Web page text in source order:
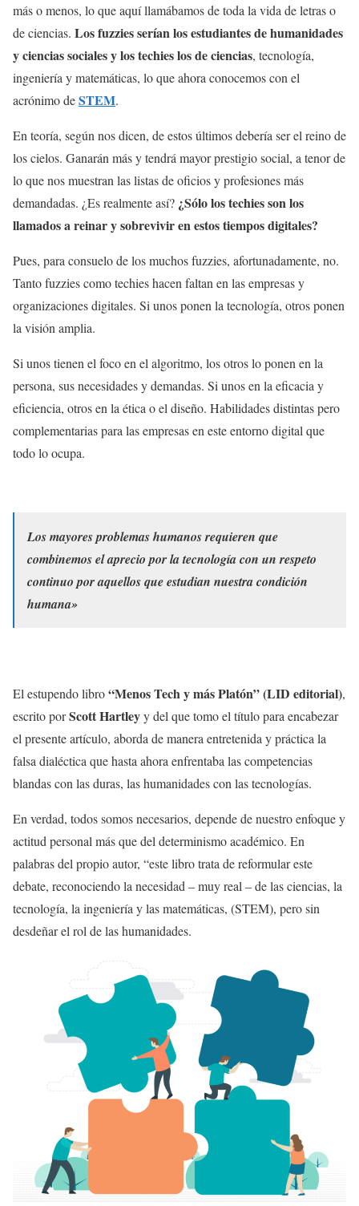
más o menos, lo que aquí llamábamos de toda la vida de letras o
de ciencias. Los fuzzies serían los estudiantes de humanidades
y ciencias sociales y los techies los de ciencias, tecnología,
ingeniería y matemáticas, lo que ahora conocemos con el
acrónimo deSTEM.
En teoría, según nos dicen, de estos últimos debería ser el reino de
los cielos. Ganarán más y tendrá mayor prestigio social, a tenor de
lo que nos muestran las listas de oficios y profesiones más
demandadas. ¿Es realmente así? ¿Sólo los techies son los
llamados a reinar y sobrevivir en estos tiempos digitales?
Pues, para consuelo de los muchos fuzzies, afortunadamente, no.
Tanto fuzzies como techies hacen faltan en las empresas y
organizaciones digitales. Si unos ponen la tecnología, otros ponen
la visión amplia.
Si unos tienen el foco en el algoritmo, los otros lo ponen en la
persona, sus necesidades y demandas. Si unos en la eficacia y
eficiencia, otros en la ética o el diseño. Habilidades distintas pero
complementarias para las empresas en este entorno digital que
todo lo ocupa.
Los mayores problemas humanos requieren que
combinemos el aprecio por la tecnología con un respeto
continuo por aquellos que estudian nuestra condición
humana»
El estupendo libro“Menos Tech y más Platón” (LID editorial),
escrito porScott Hartleyy del que tomo el título para encabezar
el presente artículo, aborda de manera entretenida y práctica la
falsa dialéctica que hasta ahora enfrentaba las competencias
blandas con las duras, las humanidades con las tecnologías.
En verdad, todos somos necesarios, depende de nuestro enfoque y
actitud personal más que del determinismo académico. En
palabras del propio autor, “este libro trata de reformular este
debate, reconociendo la necesidad – muy real – de las ciencias, la
tecnología, la ingeniería y las matemáticas, (STEM), pero sin
desdeñar el rol de las humanidades.